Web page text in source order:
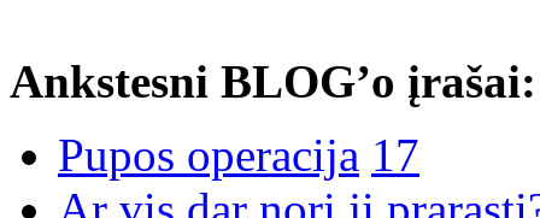
Ankstesni BLOG’o įrašai:
Pupos operacija 17